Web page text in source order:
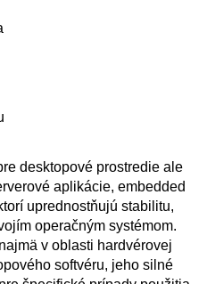
desktopové prostredie ale
aplikácie, embedded
uprednostňujú stabilitu,
operačným systémom.
v oblasti hardvérovej
softvéru, jeho silné